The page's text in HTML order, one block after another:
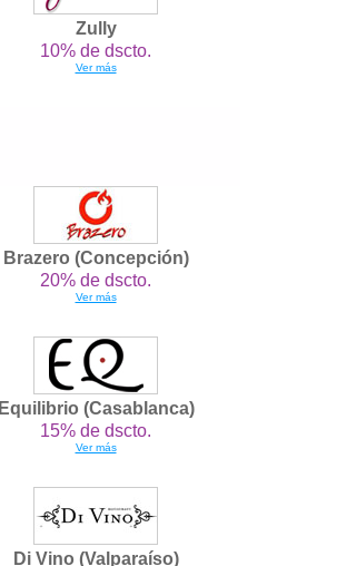
Zully
10% de dscto.
Ver más
Brazero (Concepción)
20% de dscto.
Ver más
Equilibrio (Casablanca)
15% de dscto.
Ver más
Di Vino (Valparaíso)